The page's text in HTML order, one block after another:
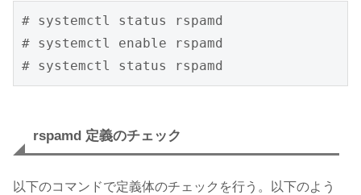
# systemctl status rspamd
# systemctl enable rspamd
# systemctl status rspamd
rspamd 定義のチェック
以下のコマンドで定義体のチェックを行う。以下のよう